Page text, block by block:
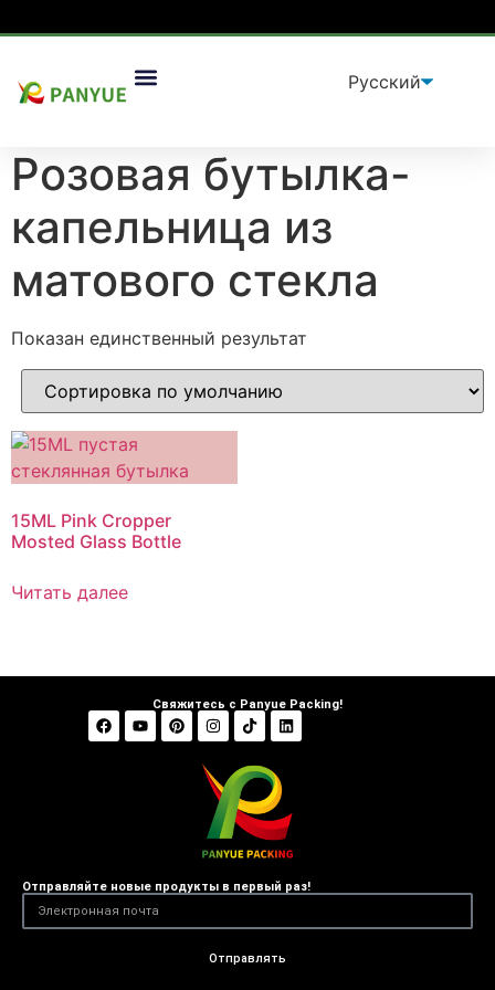
Дом /продукт/ Товары с меткой «Розовая бутылка-
Розовая бутылка-
капельница из
матового стекла
Показан единственный результат
15ML Pink Cropper
Mosted Glass Bottle
Читать далее
Свяжитесь с Panyue Packing!
Отправляйте новые продукты в первый раз!
Отправлять